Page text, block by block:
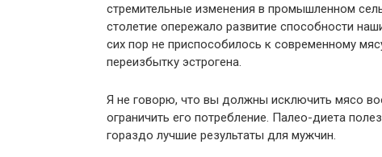
стремительные изменения в промышленном
столетие опережало развитие способности
сих пор не приспособилось к современному
переизбытку эстрогена.
Я не говорю, что вы должны исключить мясо
ограничить его потребление. Палео-диета
гораздо лучшие результаты для мужчин.